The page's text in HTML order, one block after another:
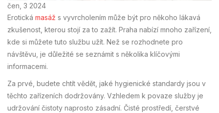
čen, 3 2024
Erotická masáž s vyvrcholením může být pro někoho lákavá
zkušenost, kterou stojí za to zažít. Praha nabízí mnoho zařízení,
kde si můžete tuto službu užít. Než se rozhodnete pro
návštěvu, je důležité se seznámit s několika klíčovými
informacemi.
Za prvé, budete chtít vědět, jaké hygienické standardy jsou v
těchto zařízeních dodržovány. Vzhledem k povaze služby je
udržování čistoty naprosto zásadní. Čisté prostředí, čerstvé